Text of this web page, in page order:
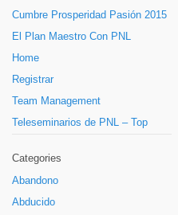
Cumbre Prosperidad Pasión 2015
El Plan Maestro Con PNL
Home
Registrar
Team Management
Teleseminarios de PNL – Top
Categories
Abandono
Abducido